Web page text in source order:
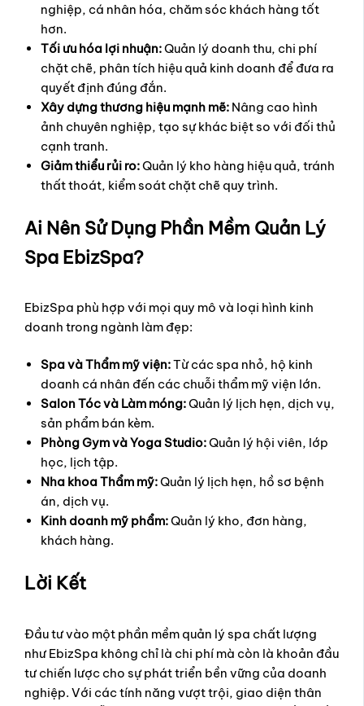
nghiệp, cá nhân hóa, chăm sóc khách hàng tốt
hơn.
Tối ưu hóa lợi nhuận:Quản lý doanh thu, chi phí
chặt chẽ, phân tích hiệu quả kinh doanh để đưa ra
quyết định đúng đắn.
Xây dựng thương hiệu mạnh mẽ: Nâng cao hình
ảnh chuyên nghiệp, tạo sự khác biệt so với đối thủ
cạnh tranh.
Giảm thiểu rủi ro:Quản lý kho hàng hiệu quả, tránh
thất thoát, kiểm soát chặt chẽ quy trình.
Ai Nên Sử Dụng Phần Mềm Quản Lý
Spa EbizSpa?
EbizSpa phù hợp với mọi quy mô và loại hình kinh
doanh trong ngành làm đẹp:
Spa và Thẩm mỹ viện:Từ các spa nhỏ, hộ kinh
doanh cá nhân đến các chuỗi thẩm mỹ viện lớn.
Salon Tóc và Làm móng:Quản lý lịch hẹn, dịch vụ,
sản phẩm bán kèm.
Phòng Gym và Yoga Studio:Quản lý hội viên, lớp
học, lịch tập.
Nha khoa Thẩm mỹ:Quản lý lịch hẹn, hồ sơ bệnh
án, dịch vụ.
Kinh doanh mỹ phẩm:Quản lý kho, đơn hàng,
khách hàng.
Lời Kết
Đầu tư vào một phần mềm quản lý spa chất lượng
như EbizSpa không chỉ là chi phí mà còn là khoản đầu
tư chiến lược cho sự phát triển bền vững của doanh
nghiệp. Với các tính năng vượt trội, giao diện thân